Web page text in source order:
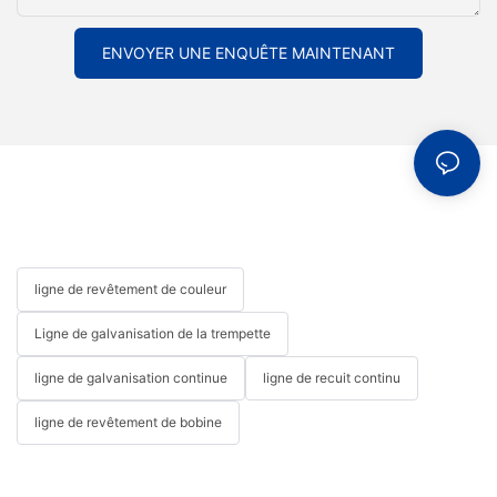
ENVOYER UNE ENQUÊTE MAINTENANT
ligne de revêtement de couleur
Ligne de galvanisation de la trempette
ligne de galvanisation continue ligne de recuit continu
ligne de revêtement de bobine